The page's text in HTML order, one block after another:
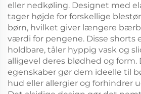
eller nedkøling. Designet med
tager højde for forskellige
børn, hvilket giver længere
værdi for pengene. Disse shorts
holdbare, tåler hyppig vask og
alligevel deres blødhed og form.
egenskaber gør dem ideelle til
hud eller allergier og forhindrer